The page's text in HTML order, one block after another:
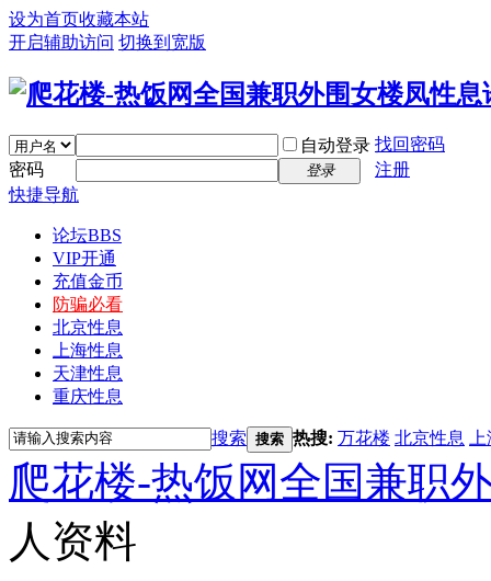
设为首页收藏本站
开启辅助访问 切换到宽版
自动登录 找回密码
密码
登录
注册
快捷导航
论坛BBS
VIP开通
充值金币
防骗必看
北京性息
上海性息
天津性息
重庆性息
搜索 搜索 热搜: 万花楼 北京性息
爬花楼-热饭网全国兼职
人资料